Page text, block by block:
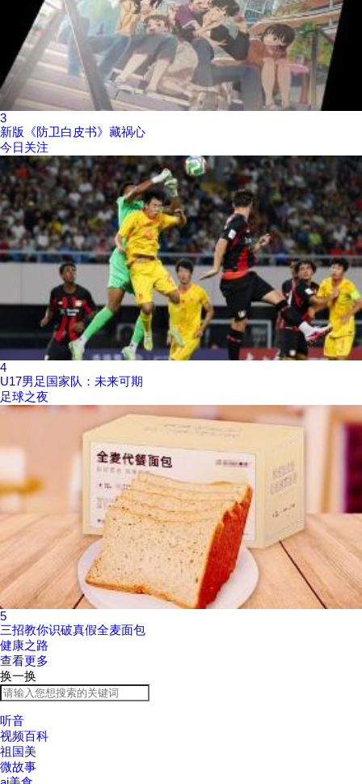
3
新版《防卫白皮书》藏祸心
今日关注
4
U17男足国家队：未来可期
足球之夜
5
三招教你识破真假全麦面包
健康之路
查看更多
换一换
听音
视频百科
祖国美
微故事